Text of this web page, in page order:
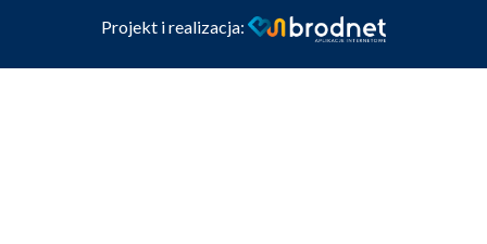
Projekt i realizacja: